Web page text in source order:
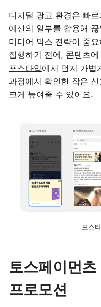
디지털 광고 환경은 빠
예산의 일부를 활용해
미디어 믹스 전략이 중
포스타입에서 먼저 가볍
과정에서 확인한 작은
크게 높여줄 수 있어요.
포스
토스페이먼
프로모션